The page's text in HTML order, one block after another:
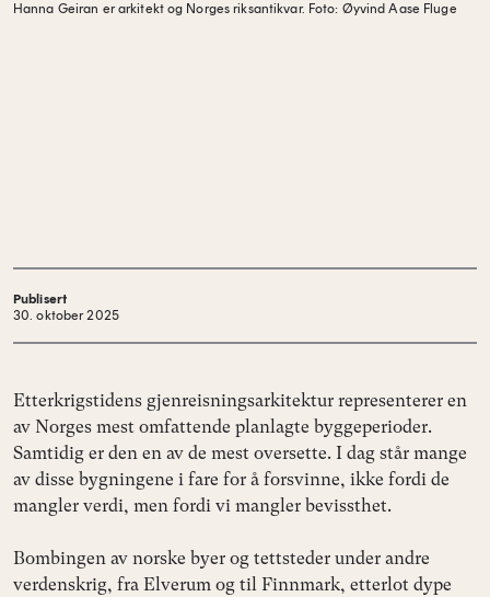
Hanna Geiran er arkitekt og Norges riksantikvar. Foto: Øyvind Aase Fluge
Publisert
30. oktober 2025
Etterkrigstidens gjenreisningsarkitektur representerer en
av Norges mest omfattende planlagte byggeperioder.
Samtidig er den en av de mest oversette. I dag står mange
av disse bygningene i fare for å forsvinne, ikke fordi de
mangler verdi, men fordi vi mangler bevissthet.
Bombingen av norske byer og tettsteder under andre
verdenskrig, fra Elverum og til Finnmark, etterlot dype